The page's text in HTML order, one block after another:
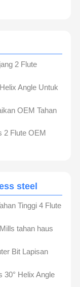
2 Flute
Angle Untuk
OEM Tahan
2 Flute OEM
steel
Tinggi 4 Flute
tahan haus
Bit Lapisan
30° Helix Angle
Ltd.
Selain itu, kami
terintegrasi.
Setelah hampir
membentuk
internasional.
manufaktur kelas
mesin
presisi, dan
dan dukungan
alat Anda
diindeks